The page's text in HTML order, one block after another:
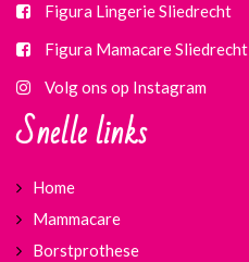
Figura Lingerie Sliedrecht
Figura Mamacare Sliedrecht
Volg ons op Instagram
Snelle links
Home
Mammacare
Borstprothese